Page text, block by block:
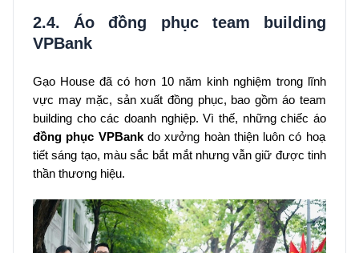
2.4. Áo đồng phục team building
VPBank
Gạo House đã có hơn 10 năm kinh nghiệm trong lĩnh
vực may mặc, sản xuất đồng phục, bao gồm áo team
building cho các doanh nghiệp. Vì thế, những chiếc áo
đồng phục VPBankdo xưởng hoàn thiện luôn có hoạ
tiết sáng tạo, màu sắc bắt mắt nhưng vẫn giữ được tinh
thần thương hiệu.